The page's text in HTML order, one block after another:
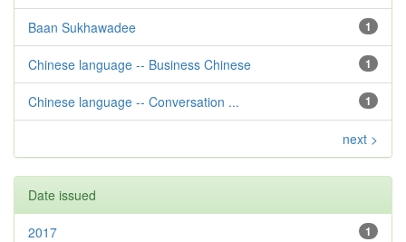
1
Baan Sukhawadee
1
Chinese language -- Business Chinese
1
Chinese language -- Conversation ...
next >
Date issued
1
2017